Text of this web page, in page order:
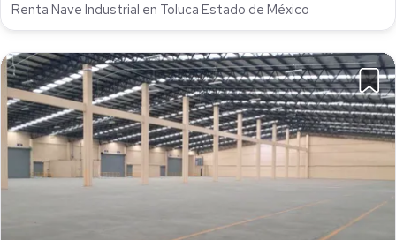
Renta Nave Industrial en Toluca Estado de México